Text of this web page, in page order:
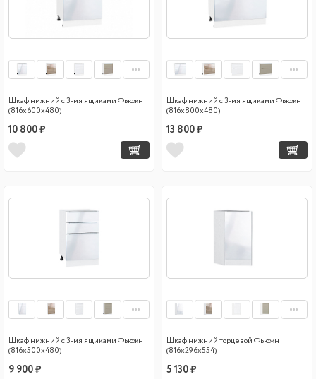
Шкаф нижний с 3-мя ящиками Фьюжн
(816х600х480)
10 800 ₽
Шкаф нижний с 3-мя ящиками Фьюжн
(816х800х480)
13 800 ₽
Шкаф нижний с 3-мя ящиками Фьюжн
(816х500х480)
9 900 ₽
Шкаф нижний торцевой Фьюжн
(816х296х554)
5 130 ₽